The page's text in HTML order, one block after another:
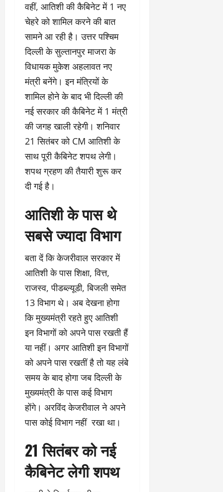
वहीं, आतिशी की कैबिनेट में 1 नए
चेहरे को शामिल करने की बात
सामने आ रही है। उत्तर पश्चिम
दिल्ली के सुल्तानपुर माजरा के
विधायक मुकेश अहलावत नए
मंत्री बनेंगे। इन मंत्रियों के
शामिल होने के बाद भी दिल्ली की
नई सरकार की कैबिनेट में 1 मंत्री
की जगह खाली रहेगी। शनिवार
21 सितंबर को CM आतिशी के
साथ पूरी कैबिनेट शपथ लेगी।
शपथ ग्रहण की तैयारी शुरू कर
दी गई है।
आतिशी के पास थे
सबसे ज्यादा विभाग
बता दें कि केजरीवाल सरकार में
आतिशी के पास शिक्षा, वित्त,
राजस्व, पीडब्ल्यूडी, बिजली समेत
13 विभाग थे। अब देखना होगा
कि मुख्यमंत्री रहते हुए आतिशी
इन विभागों को अपने पास रखती हैं
या नहीं। अगर आतिशी इन विभागों
को अपने पास रखतीं है तो यह लंबे
समय के बाद होगा जब दिल्ली के
मुख्यमंत्री के पास कई विभाग
होंगे। अरविंद केजरीवाल ने अपने
पास कोई विभाग नहीं रखा था।
21 सितंबर को नई
कैबिनेट लेगी शपथ